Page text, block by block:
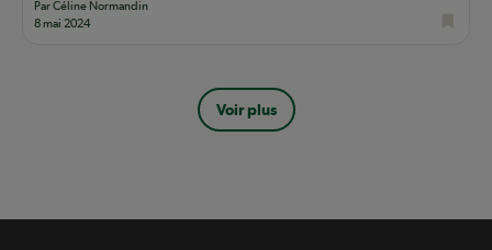
Par Céline Normandin
8 mai 2024
Voir plus